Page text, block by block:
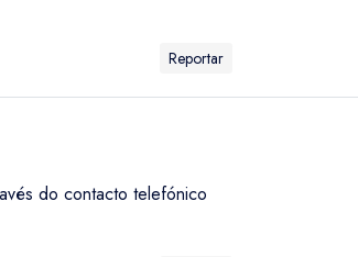
Reportar
do contacto telefónico